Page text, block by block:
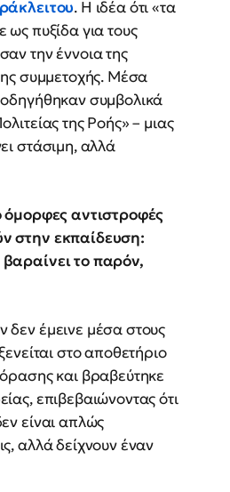
. Η ιδέα ότι «τα
ως πυξίδα για τους
την έννοια της
συμμετοχής. Μέσα
συμβολικά
της Ροής» – μιας
στάσιμη, αλλά
όμορφες αντιστροφές
στην εκπαίδευση:
το παρόν,
έμεινε μέσα στους
στο αποθετήριο
και βραβεύτηκε
επιβεβαιώνοντας ότι
είναι απλώς
αλλά δείχνουν έναν